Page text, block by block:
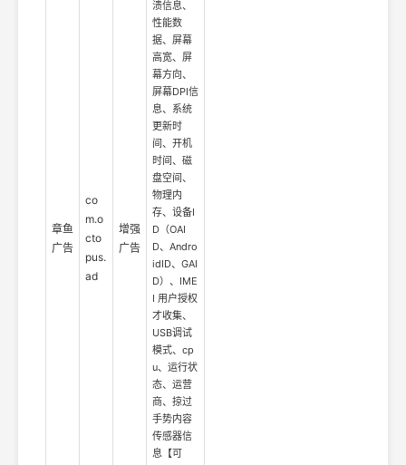
章鱼
广告
co
m.o
cto
pus.
ad
增强
广告
溃信息、
性能数
据、屏幕
高宽、屏
幕方向、
屏幕DPI信
息、系统
更新时
间、开机
时间、磁
盘空间、
物理内
存、设备I
D（OAI
D、Andro
idID、GAI
D）、IME
I 用户授权
才收集、
USB调试
模式、cp
u、运行状
态、运营
商、掠过
手势内容
传感器信
息【可